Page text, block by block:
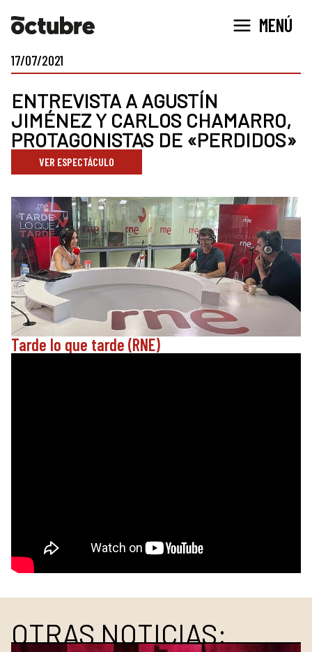
MENÚ
17/07/2021
ENTREVISTA A AGUSTÍN
JIMÉNEZ Y CARLOS CHAMARRO,
PROTAGONISTAS DE «PERDIDOS»
VER ESPECTÁCULO
Tarde lo que tarde (RNE)
OTRAS NOTICIAS: